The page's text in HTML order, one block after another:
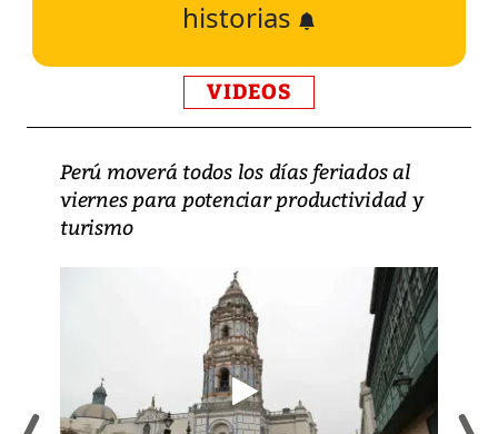
historias
VIDEOS
Perú moverá todos los días feriados al
viernes para potenciar productividad y
turismo